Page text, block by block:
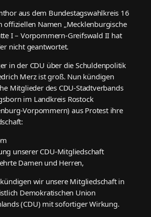
aus dem Bundestagswahlkreis 16
offiziellen Namen „Mecklenburgische
I – Vorpommern-Greifswald II hat
nicht geantwortet.
in der CDU über die Schuldenpolitik
Merz ist groß. Nun kündigen
Mitglieder des CDU-Stadtverbands
im Landkreis Rostock
Vorpommern) aus Protest ihre
unserer CDU-Mitgliedschaft
Damen und Herren,
wir unsere Mitgliedschaft in
Demokratischen Union
(CDU) mit sofortiger Wirkung.